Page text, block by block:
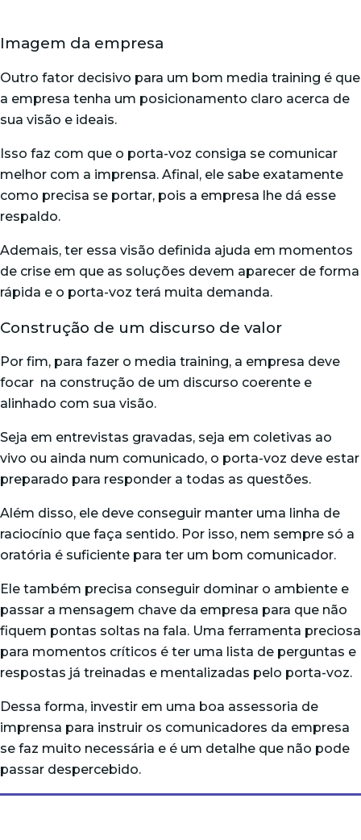
Imagem da empresa
Outro fator decisivo para um bom media training é que
a empresa tenha um posicionamento claro acerca de
sua visão e ideais.
Isso faz com que o porta-voz consiga se comunicar
melhor com a imprensa. Afinal, ele sabe exatamente
como precisa se portar, pois a empresa lhe dá esse
respaldo.
Ademais, ter essa visão definida ajuda em momentos
de crise em que as soluções devem aparecer de forma
rápida e o porta-voz terá muita demanda.
Construção de um discurso de valor
Por fim, para fazer o media training, a empresa deve
focar na construção de um discurso coerente e
alinhado com sua visão.
Seja em entrevistas gravadas, seja em coletivas ao
vivo ou ainda num comunicado, o porta-voz deve estar
preparado para responder a todas as questões.
Além disso, ele deve conseguir manter uma linha de
raciocínio que faça sentido. Por isso, nem sempre só a
oratória é suficiente para ter um bom comunicador.
Ele também precisa conseguir dominar o ambiente e
passar a mensagem chave da empresa para que não
fiquem pontas soltas na fala. Uma ferramenta preciosa
para momentos críticos é ter uma lista de perguntas e
respostas já treinadas e mentalizadas pelo porta-voz.
Dessa forma, investir em uma boa assessoria de
imprensa para instruir os comunicadores da empresa
se faz muito necessária e é um detalhe que não pode
passar despercebido.